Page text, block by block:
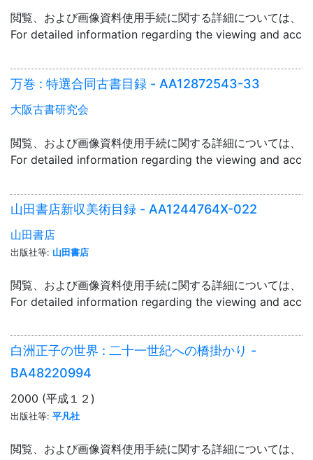
閲覧、および画像資料使用手続に関する詳細については、「
For detailed information regarding the viewing and
万巻 : 特選合同古書目録 - AA12872543-33
大阪古書研究会
閲覧、および画像資料使用手続に関する詳細については、「
For detailed information regarding the viewing and
山田書店新収美術目録 - AA1244764X-022
山田書店
出版社等: 山田書店
閲覧、および画像資料使用手続に関する詳細については、「
For detailed information regarding the viewing and
白洲正子の世界 : 二十一世紀への橋掛かり -
BA48220994
2000 (平成１２)
出版社等: 平凡社
閲覧、および画像資料使用手続に関する詳細については、「